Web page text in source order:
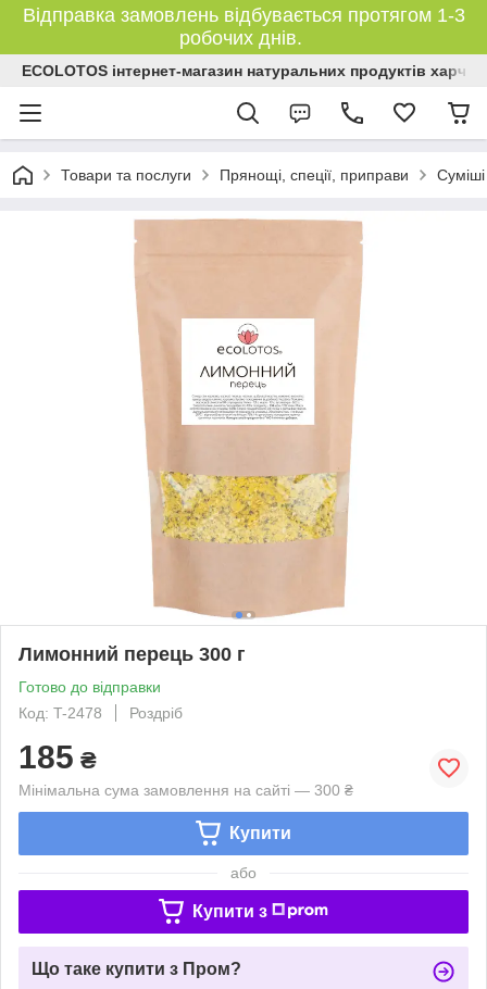
Відправка замовлень відбувається протягом 1-3
робочих днів.
ECOLOTOS інтернет-магазин натуральних продуктів
Товари та послуги Прянощі, спеції, приправи
Лимонний перець 300 г
Готово до відправки
Код: T-2478
Роздріб
185 ₴
Мінімальна сума замовлення на сайті — 300 ₴
Купити
або
Купити з
Що таке купити з Пром?